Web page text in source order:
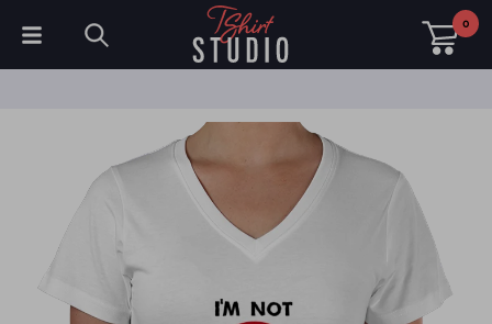
0
Poloshirts
Mützen & Kappen